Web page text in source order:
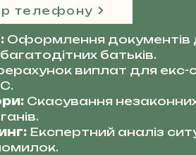
Оформлення документів
батьків.
виплат для екс-
Скасування
Експертний аналіз
телефону